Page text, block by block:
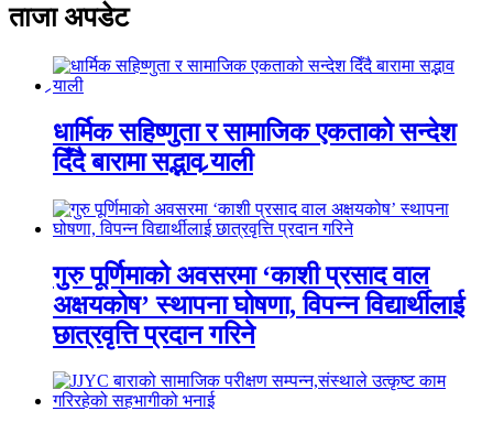
ताजा अपडेट
धार्मिक सहिष्णुता र सामाजिक एकताको सन्देश
दिँदै बारामा सद्भाव र्‍याली
गुरु पूर्णिमाको अवसरमा ‘काशी प्रसाद वाल
अक्षयकोष’ स्थापना घोषणा, विपन्न विद्यार्थीलाई
छात्रवृत्ति प्रदान गरिने